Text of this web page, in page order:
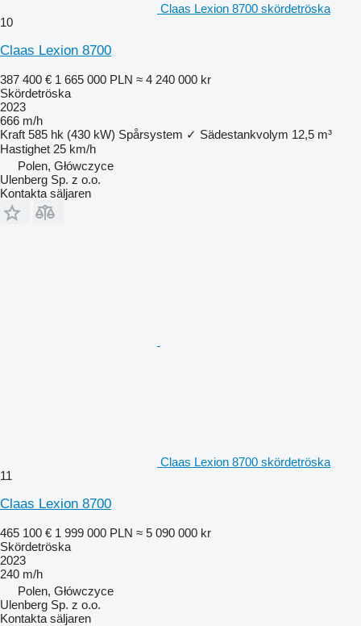
Claas Lexion 8700 skördetröska
10
Claas Lexion 8700
387 400 € 1 665 000 PLN ≈ 4 240 000 kr
Skördetröska
2023
666 m/h
Kraft 585 hk (430 kW) Spårsystem ✓ Sädestankvolym 12,5 m³
Hastighet 25 km/h
Polen, Główczyce
Ulenberg Sp. z o.o.
Kontakta säljaren
Claas Lexion 8700 skördetröska
11
Claas Lexion 8700
465 100 € 1 999 000 PLN ≈ 5 090 000 kr
Skördetröska
2023
240 m/h
Polen, Główczyce
Ulenberg Sp. z o.o.
Kontakta säljaren